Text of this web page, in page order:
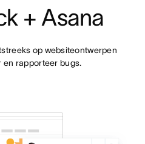
+ Asana
op websiteontwerpen
en rapporteer bugs.